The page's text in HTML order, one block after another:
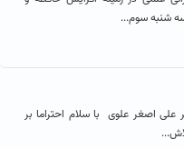
شنبه سوم...
علی اصغر علوی با سلام احتراما بر